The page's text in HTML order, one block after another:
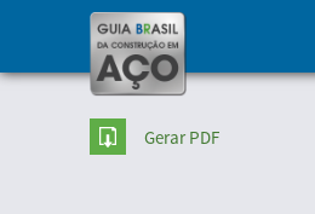
Gerar PDF